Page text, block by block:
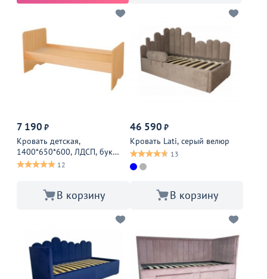
7 190 ₽
Кровать детская,
1400*650*600, ЛДСП, бук
бавария
12
В корзину
46 590 ₽
Кровать Lati, серый велюр
13
В корзину